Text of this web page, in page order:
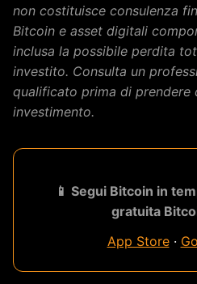
non costituisce consulenza
Bitcoin e asset digitali
inclusa la possibile perdita
investito. Consulta un
qualificato prima di prendere
investimento.
📱 Segui Bitcoin in
gratuita
App Store·